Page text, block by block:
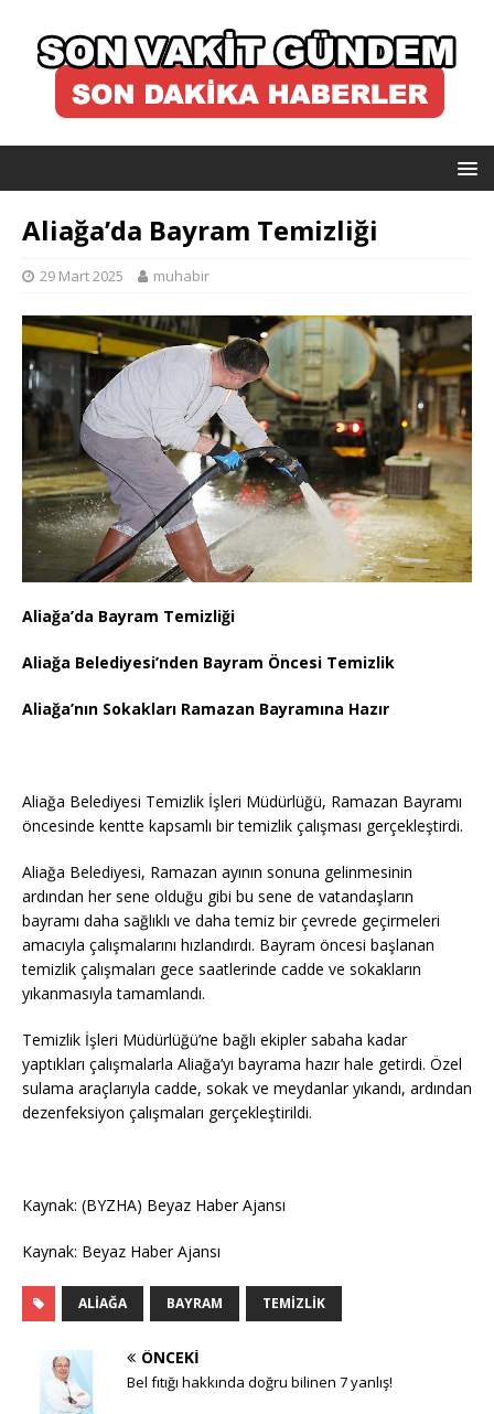
Aliağa’da Bayram Temizliği
29 Mart 2025 muhabir
Aliağa’da Bayram Temizliği
Aliağa Belediyesi’nden Bayram Öncesi Temizlik
Aliağa’nın Sokakları Ramazan Bayramına Hazır
Aliağa Belediyesi Temizlik İşleri Müdürlüğü, Ramazan Bayramı
öncesinde kentte kapsamlı bir temizlik çalışması gerçekleştirdi.
Aliağa Belediyesi, Ramazan ayının sonuna gelinmesinin
ardından her sene olduğu gibi bu sene de vatandaşların
bayramı daha sağlıklı ve daha temiz bir çevrede geçirmeleri
amacıyla çalışmalarını hızlandırdı. Bayram öncesi başlanan
temizlik çalışmaları gece saatlerinde cadde ve sokakların
yıkanmasıyla tamamlandı.
Temizlik İşleri Müdürlüğü’ne bağlı ekipler sabaha kadar
yaptıkları çalışmalarla Aliağa’yı bayrama hazır hale getirdi. Özel
sulama araçlarıyla cadde, sokak ve meydanlar yıkandı, ardından
dezenfeksiyon çalışmaları gerçekleştirildi.
Kaynak: (BYZHA) Beyaz Haber Ajansı
Kaynak: Beyaz Haber Ajansı
ALIAĞA BAYRAM TEMIZLIK
ÖNCEKI
Bel fıtığı hakkında doğru bilinen 7 yanlış!